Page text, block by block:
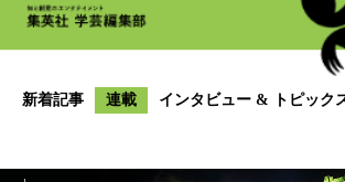
新着記事 連載 インタビュー & トピック